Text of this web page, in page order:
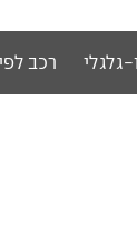
גלגלי רכב